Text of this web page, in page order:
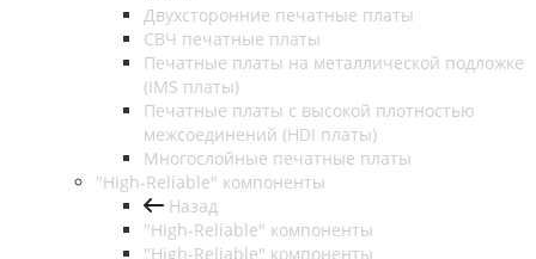
Двухсторонние печатные платы
СВЧ печатные платы
Печатные платы на металлической подложке
(IMS платы)
Печатные платы с высокой плотностью
межсоединений (HDI платы)
Многослойные печатные платы
"High-Reliable" компоненты
Назад
"High-Reliable" компоненты
"High-Reliable" компоненты